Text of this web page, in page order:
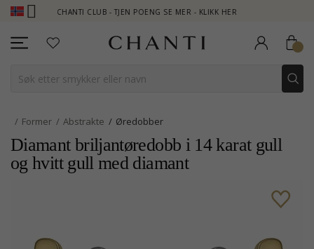
CHANTI CLUB - TJEN POENG SE MER - KLIKK HER
Former Abstrakte Øredobber
Diamant briljantøredobb i 14 karat gull
og hvitt gull med diamant